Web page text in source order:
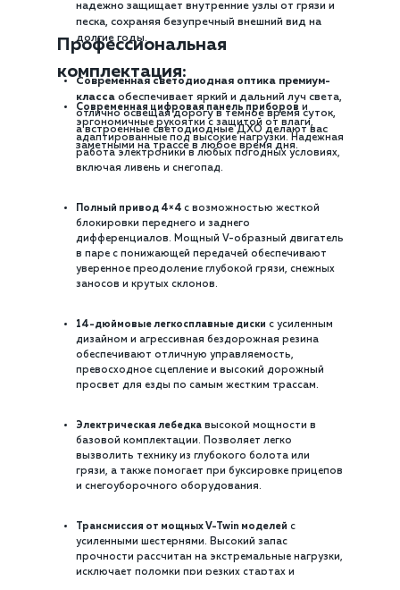
надежно защищает внутренние узлы от грязи и
песка, сохраняя безупречный внешний вид на
долгие годы.
Современная светодиодная оптика премиум-
класса обеспечивает яркий и дальний луч света,
отлично освещая дорогу в темное время суток,
а встроенные светодиодные ДХО делают вас
заметными на трассе в любое время дня.
Профессиональная
комплектация:
Современная цифровая панель приборов и
эргономичные рукоятки с защитой от влаги,
адаптированные под высокие нагрузки. Надежная
работа электроники в любых погодных условиях,
включая ливень и снегопад.
Полный привод 4×4 с возможностью жесткой
блокировки переднего и заднего
дифференциалов. Мощный V-образный двигатель
в паре с понижающей передачей обеспечивают
уверенное преодоление глубокой грязи, снежных
заносов и крутых склонов.
14-дюймовые легкосплавные диски с усиленным
дизайном и агрессивная бездорожная резина
обеспечивают отличную управляемость,
превосходное сцепление и высокий дорожный
просвет для езды по самым жестким трассам.
Электрическая лебедка высокой мощности в
базовой комплектации. Позволяет легко
вызволить технику из глубокого болота или
грязи, а также помогает при буксировке прицепов
и снегоуборочного оборудования.
Трансмиссия от мощных V-Twin моделей с
усиленными шестернями. Высокий запас
прочности рассчитан на экстремальные нагрузки,
исключает поломки при резких стартах и